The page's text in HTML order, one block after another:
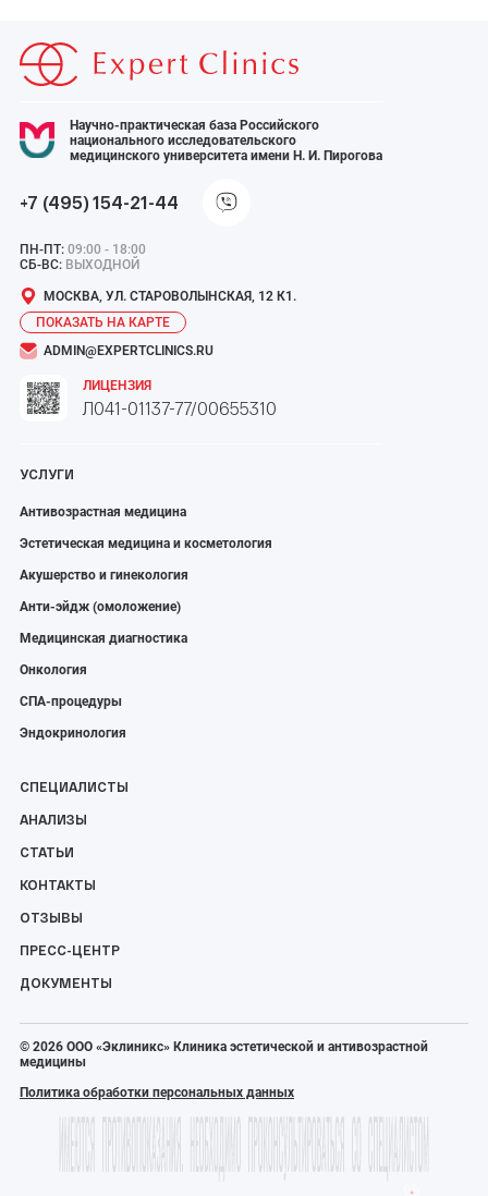
Научно-практическая база Российского
национального исследовательского
медицинского университета имени Н. И. Пирогова
+7 (495) 154-21-44
ПН-ПТ: 09:00 - 18:00
СБ-ВС: ВЫХОДНОЙ
МОСКВА, УЛ. СТАРОВОЛЫНСКАЯ, 12 К1.
ПОКАЗАТЬ НА КАРТЕ
ADMIN@EXPERTCLINICS.RU
ЛИЦЕНЗИЯ
Л041-01137-77/00655310
УСЛУГИ
Антивозрастная медицина
Эстетическая медицина и косметология
Акушерство и гинекология
Анти-эйдж (омоложение)
Медицинская диагностика
Онкология
СПА-процедуры
Эндокринология
СПЕЦИАЛИСТЫ
АНАЛИЗЫ
СТАТЬИ
КОНТАКТЫ
ОТЗЫВЫ
ПРЕСС-ЦЕНТР
ДОКУМЕНТЫ
© 2026 ООО «Эклиникс» Клиника эстетической и антивозрастной
медицины
Политика обработки персональных данных